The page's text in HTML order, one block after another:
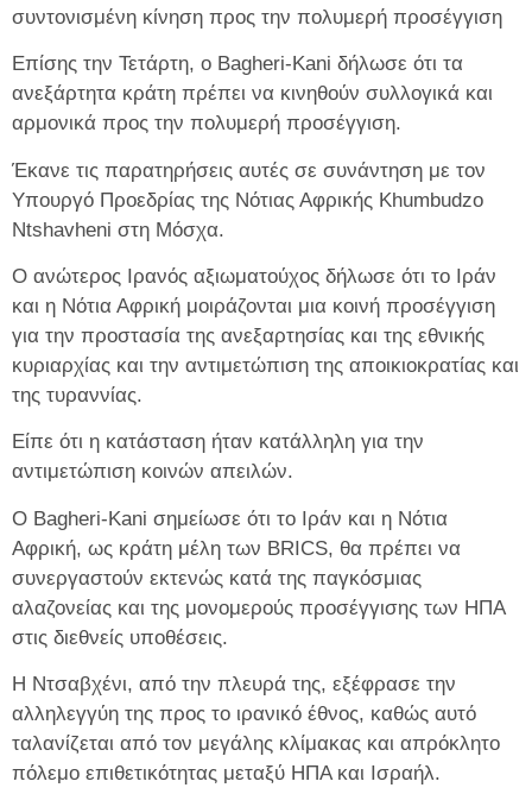
συντονισμένη κίνηση προς την πολυμερή προσέγγιση
Επίσης την Τετάρτη, ο Bagheri-Kani δήλωσε ότι τα
ανεξάρτητα κράτη πρέπει να κινηθούν συλλογικά και
αρμονικά προς την πολυμερή προσέγγιση.
Έκανε τις παρατηρήσεις αυτές σε συνάντηση με τον
Υπουργό Προεδρίας της Νότιας Αφρικής Khumbudzo
Ntshavheni στη Μόσχα.
Ο ανώτερος Ιρανός αξιωματούχος δήλωσε ότι το Ιράν
και η Νότια Αφρική μοιράζονται μια κοινή προσέγγιση
για την προστασία της ανεξαρτησίας και της εθνικής
κυριαρχίας και την αντιμετώπιση της αποικιοκρατίας και
της τυραννίας.
Είπε ότι η κατάσταση ήταν κατάλληλη για την
αντιμετώπιση κοινών απειλών.
Ο Bagheri-Kani σημείωσε ότι το Ιράν και η Νότια
Αφρική, ως κράτη μέλη των BRICS, θα πρέπει να
συνεργαστούν εκτενώς κατά της παγκόσμιας
αλαζονείας και της μονομερούς προσέγγισης των ΗΠΑ
στις διεθνείς υποθέσεις.
Η Ντσαβχένι, από την πλευρά της, εξέφρασε την
αλληλεγγύη της προς το ιρανικό έθνος, καθώς αυτό
ταλανίζεται από τον μεγάλης κλίμακας και απρόκλητο
πόλεμο επιθετικότητας μεταξύ ΗΠΑ και Ισραήλ.